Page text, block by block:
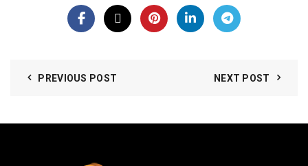
PREVIOUS POST NEXT POST